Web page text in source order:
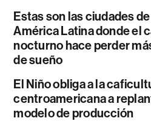
Estas son las ciudades de
América Latina donde el
nocturno hace perder
de sueño
El Niño obliga a la
centroamericana a
modelo de producción